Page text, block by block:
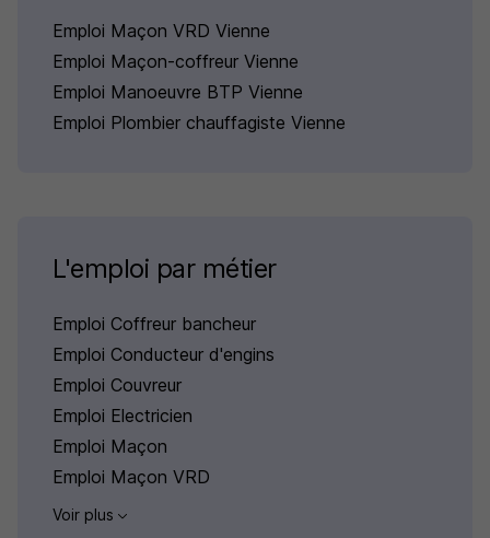
Emploi Maçon VRD Vienne
Emploi Maçon-coffreur Vienne
Emploi Manoeuvre BTP Vienne
Emploi Plombier chauffagiste Vienne
L'emploi par métier
Emploi Coffreur bancheur
Emploi Conducteur d'engins
Emploi Couvreur
Emploi Electricien
Emploi Maçon
Emploi Maçon VRD
Voir plus